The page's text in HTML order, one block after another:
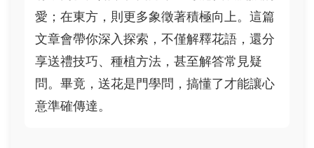
愛；在東方，則更多象徵著積極向上。這篇
文章會帶你深入探索，不僅解釋花語，還分
享送禮技巧、種植方法，甚至解答常見疑
問。畢竟，送花是門學問，搞懂了才能讓心
意準確傳達。